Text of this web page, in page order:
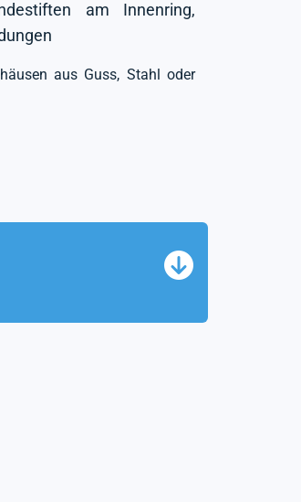
am Innenring,
aus Guss, Stahl oder